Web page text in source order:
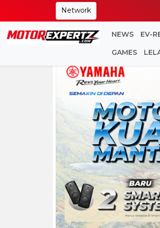
Network
NEWS EV-
GAMES